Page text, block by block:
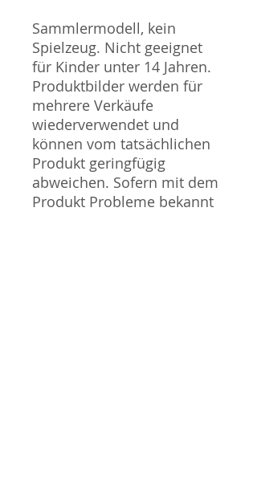
Sammlermodell, kein
Spielzeug. Nicht geeignet
für Kinder unter 14 Jahren.
Produktbilder werden für
mehrere Verkäufe
wiederverwendet und
können vom tatsächlichen
Produkt geringfügig
abweichen. Sofern mit dem
Produkt Probleme bekannt